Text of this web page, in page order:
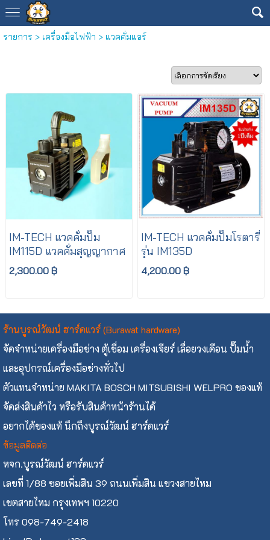
รายการ > เครื่องมือไฟฟ้า > แวคคั่มแอร์
IM-TECH แวคคั่มปั๊ม
IM115D แวคคั่มสุญญากาศ
2,300.00 ฿
IM-TECH แวคคั่มปั๊มโรตารี่
รุ่น IM135D
4,200.00 ฿
ร้านบูรณ์วัฒน์ ฮาร์ดแวร์ (Burawat hardware)
จัดจำหน่ายเครื่องมือช่าง ตู้เชื่อม เครื่องเจียร์ เลื่อยวงเดือน ปั๊มน้ำ
และอุปกรณ์เครื่องมือช่างทั่วไป
ตัวแทนจำหน่าย MAKITA BOSCH MITSUBISHI WELPRO ของแท้
จัดส่งสินค้าไว หรือรับสินค้าหน้าร้านได้
อยากได้ของแท้ นึกถึงบูรณ์วัฒน์ ฮาร์ดแวร์
ข้อมูลติดต่อ
หจก.บูรณ์วัฒน์ ฮาร์ดแวร์
เลขที่ 1/88 ซอยเพิ่มสิน 39 ถนนเพิ่มสิน แขวงสายไหม
เขตสายไหม กรุงเทพฯ 10220
โทร 098-749-2418